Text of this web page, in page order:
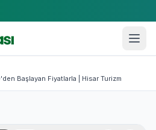
Firma Karşılaştırması
USD'den Başlayan Fiyatlarla |
Başlayan Fiyatlarla | Hisar Turizm